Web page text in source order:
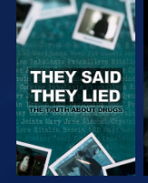
צפה